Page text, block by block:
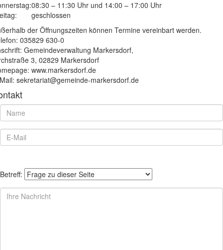
08:30 – 11:30 Uhr und 14:00 – 17:00 Uhr
geschlossen
der Öffnungszeiten können Termine vereinbart werden.
035829 630-0
Gemeindeverwaltung Markersdorf,
3, 02829 Markersdorf
www.markersdorf.de
sekretariat@gemeinde-markersdorf.de
Betreff: